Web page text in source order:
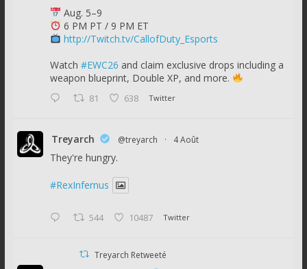
Aug. 5–9
6 PM PT / 9 PM ET
http://Twitch.tv/CallofDuty_Esports
Watch #EWC26 and claim exclusive drops including a
weapon blueprint, Double XP, and more.
81 638 Twitter
Treyarch @treyarch · 4 Août
They're hungry.
#RexInfernus
544 10487 Twitter
Treyarch Retweeté